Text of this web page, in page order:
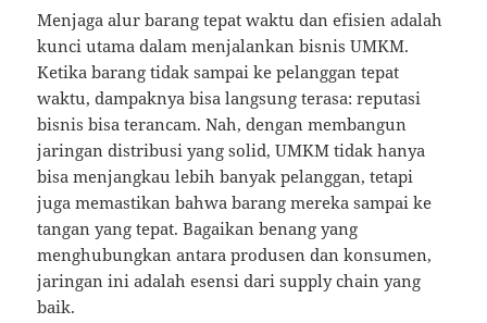
Menjaga alur barang tepat waktu dan efisien adalah
kunci utama dalam menjalankan bisnis UMKM.
Ketika barang tidak sampai ke pelanggan tepat
waktu, dampaknya bisa langsung terasa: reputasi
bisnis bisa terancam. Nah, dengan membangun
jaringan distribusi yang solid, UMKM tidak hanya
bisa menjangkau lebih banyak pelanggan, tetapi
juga memastikan bahwa barang mereka sampai ke
tangan yang tepat. Bagaikan benang yang
menghubungkan antara produsen dan konsumen,
jaringan ini adalah esensi dari supply chain yang
baik.